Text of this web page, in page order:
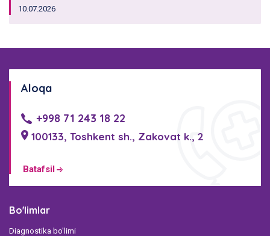
10.07.2026
Aloqa
+998 71 243 18 22
100133, Toshkent sh., Zakovat k., 2
Batafsil
Bo'limlar
Diagnostika bo'limi